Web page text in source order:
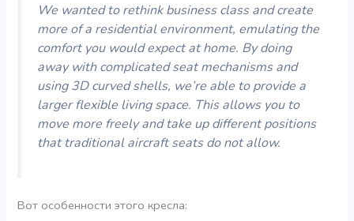
We wanted to rethink business class and create
more of a residential environment, emulating the
comfort you would expect at home. By doing
away with complicated seat mechanisms and
using 3D curved shells, we’re able to provide a
larger flexible living space. This allows you to
move more freely and take up different positions
that traditional aircraft seats do not allow.
Вот особенности этого кресла: